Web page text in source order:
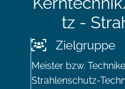
tz -
Zielgruppe
Meister bzw.
Strahlenschutz-